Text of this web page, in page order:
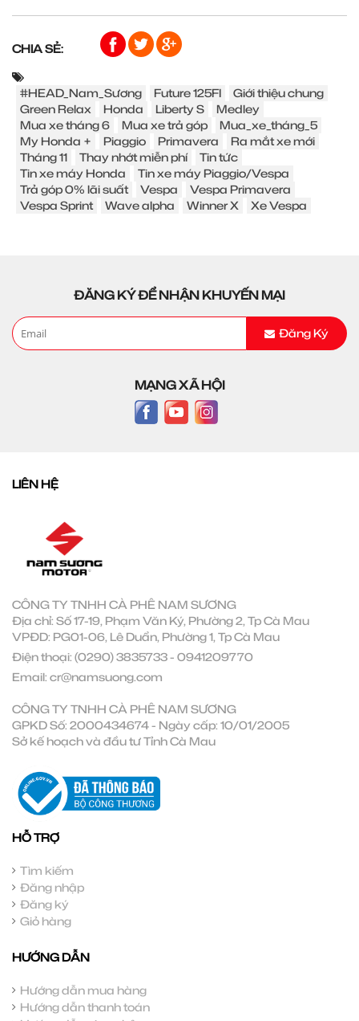
CHIA SẺ:
#HEAD_Nam_Sương Future 125FI
Giới thiệu chung
Green Relax
Honda Liberty S
Medley
Mua xe tháng 6
Mua xe trả góp
Mua_xe_tháng_5
My Honda +
Piaggio Primavera
Ra mắt xe mới
Tháng 11
Thay nhớt miễn phí
Tin tức
Tin xe máy Honda
Tin xe máy Piaggio/Vespa
Trả góp 0% lãi suất
Vespa
Vespa Primavera
Vespa Sprint
Wave alpha Winner X Xe Vespa
ĐĂNG KÝ ĐỂ NHẬN KHUYẾN MẠI
Đăng Ký
MẠNG XÃ HỘI
LIÊN HỆ
CÔNG TY TNHH CÀ PHÊ NAM SƯƠNG
Địa chỉ: Số 17-19, Phạm Văn Ký, Phường 2, Tp Cà Mau
VPĐD: PG01-06, Lê Duẩn, Phường 1, Tp Cà Mau
Điện thoại: (0290) 3835733- 0941209770
Email: cr@namsuong.com
CÔNG TY TNHH CÀ PHÊ NAM SƯƠNG
GPKD Số: 2000434674 - Ngày cấp: 10/01/2005
Sở kế hoạch và đầu tư Tỉnh Cà Mau
HỖ TRỢ
Tìm kiếm
Đăng nhập
Đăng ký
Giỏ hàng
HƯỚNG DẪN
Hướng dẫn mua hàng
Hướng dẫn thanh toán